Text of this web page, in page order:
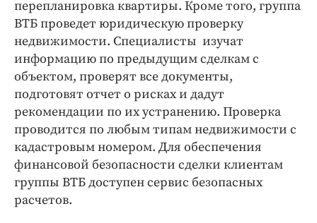
перепланировка квартиры. Кроме того, группа
ВТБ проведет юридическую проверку
недвижимости. Специалисты изучат
информацию по предыдущим сделкам с
объектом, проверят все документы,
подготовят отчет о рисках и дадут
рекомендации по их устранению. Проверка
проводится по любым типам недвижимости с
кадастровым номером. Для обеспечения
финансовой безопасности сделки клиентам
группы ВТБ доступен сервис безопасных
расчетов.